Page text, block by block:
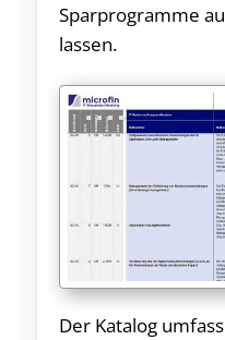
Sparprogramme
lassen.
Der Katalog